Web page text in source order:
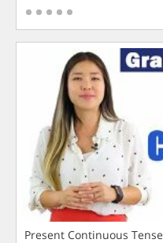
Present Continuous Tense